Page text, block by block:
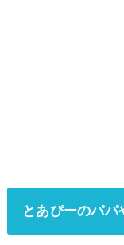
とあぴーのパパ